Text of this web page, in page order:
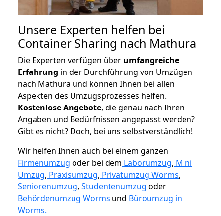
Unsere Experten helfen bei
Container Sharing nach Mathura
Die Experten verfügen über umfangreiche
Erfahrung in der Durchführung von Umzügen
nach Mathura und können Ihnen bei allen
Aspekten des Umzugsprozesses helfen.
Kostenlose Angebote, die genau nach Ihren
Angaben und Bedürfnissen angepasst werden?
Gibt es nicht? Doch, bei uns selbstverständlich!
Wir helfen Ihnen auch bei einem ganzen
Firmenumzug oder bei dem Laborumzug, Mini
Umzug, Praxisumzug, Privatumzug Worms,
Seniorenumzug, Studentenumzug oder
Behördenumzug Worms und Büroumzug in
Worms.